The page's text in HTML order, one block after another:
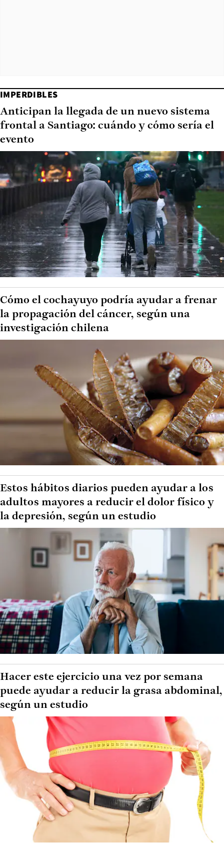
IMPERDIBLES
Anticipan la llegada de un nuevo sistema
frontal a Santiago: cuándo y cómo sería el
evento
Cómo el cochayuyo podría ayudar a frenar
la propagación del cáncer, según una
investigación chilena
Estos hábitos diarios pueden ayudar a los
adultos mayores a reducir el dolor físico y
la depresión, según un estudio
Hacer este ejercicio una vez por semana
puede ayudar a reducir la grasa abdominal,
según un estudio